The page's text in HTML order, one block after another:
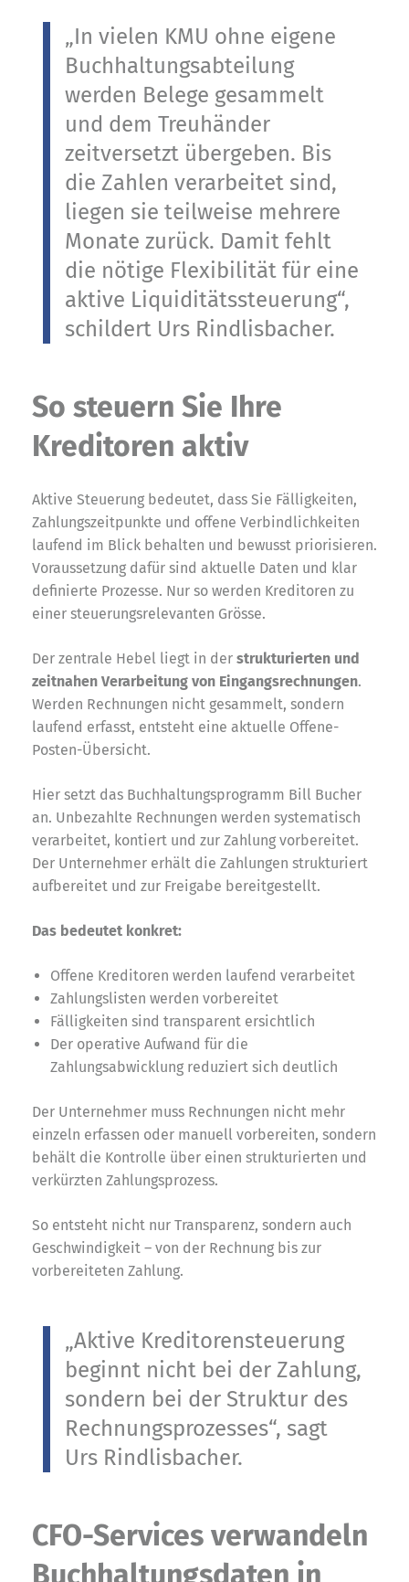
„In vielen KMU ohne eigene
Buchhaltungsabteilung
werden Belege gesammelt
und dem Treuhänder
zeitversetzt übergeben. Bis
die Zahlen verarbeitet sind,
liegen sie teilweise mehrere
Monate zurück. Damit fehlt
die nötige Flexibilität für eine
aktive Liquiditätssteuerung“,
schildert Urs Rindlisbacher.
So steuern Sie Ihre
Kreditoren aktiv
Aktive Steuerung bedeutet, dass Sie Fälligkeiten,
Zahlungszeitpunkte und offene Verbindlichkeiten
laufend im Blick behalten und bewusst priorisieren.
Voraussetzung dafür sind aktuelle Daten und klar
definierte Prozesse. Nur so werden Kreditoren zu
einer steuerungsrelevanten Grösse.
Der zentrale Hebel liegt in der strukturierten und
zeitnahen Verarbeitung von Eingangsrechnungen.
Werden Rechnungen nicht gesammelt, sondern
laufend erfasst, entsteht eine aktuelle Offene-
Posten-Übersicht.
Hier setzt das Buchhaltungsprogramm Bill Bucher
an. Unbezahlte Rechnungen werden systematisch
verarbeitet, kontiert und zur Zahlung vorbereitet.
Der Unternehmer erhält die Zahlungen strukturiert
aufbereitet und zur Freigabe bereitgestellt.
Das bedeutet konkret:
Offene Kreditoren werden laufend verarbeitet
Zahlungslisten werden vorbereitet
Fälligkeiten sind transparent ersichtlich
Der operative Aufwand für die
Zahlungsabwicklung reduziert sich deutlich
Der Unternehmer muss Rechnungen nicht mehr
einzeln erfassen oder manuell vorbereiten, sondern
behält die Kontrolle über einen strukturierten und
verkürzten Zahlungsprozess.
So entsteht nicht nur Transparenz, sondern auch
Geschwindigkeit – von der Rechnung bis zur
vorbereiteten Zahlung.
„Aktive Kreditorensteuerung
beginnt nicht bei der Zahlung,
sondern bei der Struktur des
Rechnungsprozesses“, sagt
Urs Rindlisbacher.
CFO-Services verwandeln
Buchhaltungsdaten in